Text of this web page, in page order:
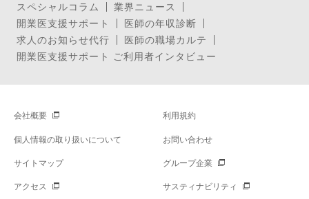
スペシャルコラム
業界ニュース
開業医支援サポート
医師の年収診断
求人のお知らせ代行
医師の職場カルテ
開業医支援サポート ご利用者インタビュー
会社概要 利用規約
個人情報の取り扱いについて お問い合わせ
サイトマップ グループ企業
アクセス サスティナビリティ